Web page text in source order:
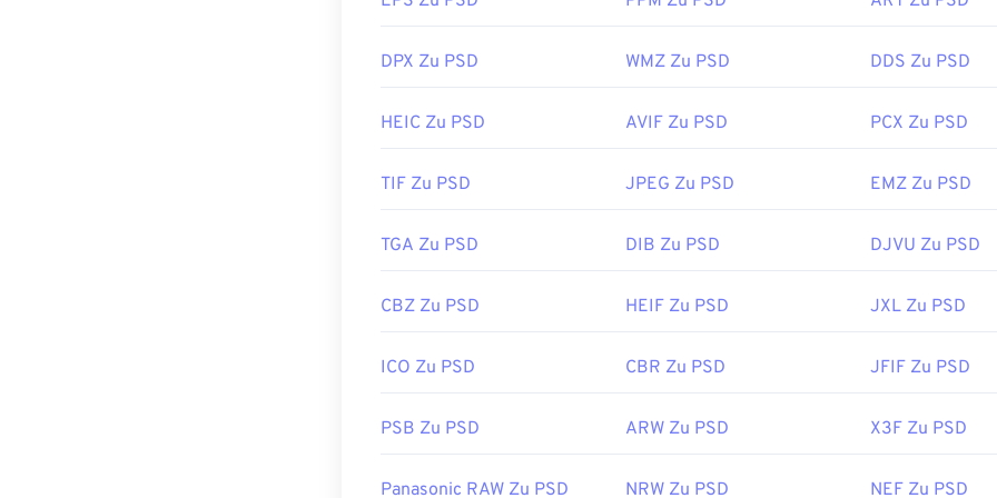
Aufgrund ihrer Größe lassen sich PSD-Dateien nur schwer transportieren,
komprimieren kann. Meistens erfolgt die Konvertierung
in das JPEG- Format (
Nützliche Links:
DPX Zu PSD WMZ Zu PSD DDS Zu PSD
HEIC Zu PSD AVIF Zu PSD PCX Zu PSD
TIF Zu PSD JPEG Zu PSD EMZ Zu PSD
TGA Zu PSD DIB Zu PSD DJVU Zu PSD
CBZ Zu PSD HEIF Zu PSD JXL Zu PSD
ICO Zu PSD CBR Zu PSD JFIF Zu PSD
PSB Zu PSD ARW Zu PSD X3F Zu PSD
Panasonic RAW Zu PSD NRW Zu PSD NEF Zu PSD